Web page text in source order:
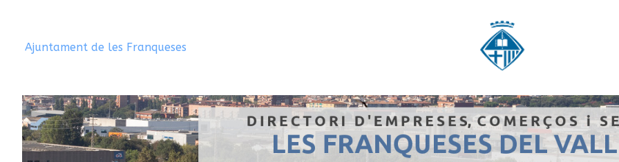
Ajuntament de les Franqueses